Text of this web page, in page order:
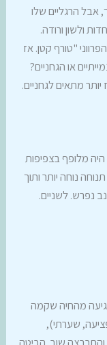
הרגליים שלו
ולשון ורודה.
"טורף קטן. אז
או הגחניים?
מתאים לגחניים.
מלופף בצפיפות
נוחה יותר ותוך
נפרש. לשניים.
מהחיה שקמה
שערתי),